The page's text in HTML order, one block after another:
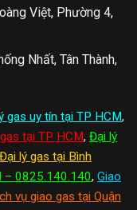
Việt, Phường 4,
Nhất, Tân Thành,
gas uy tín tại TP HCM,
tại TP HCM, Đại lý
Đại lý gas tại Bình
– 0825.140.140, Giao
vụ giao gas tại Quận